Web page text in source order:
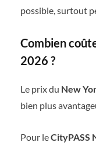
possible, surtout
Combien
2026 ?
Le prix du New
bien plus
Pour leCityPASS